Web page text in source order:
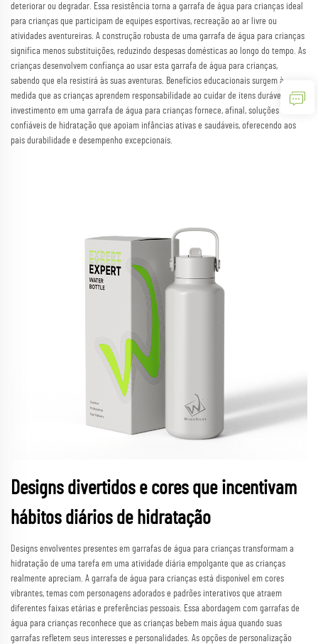
deteriorar ou degradar. Essa resistência torna a garrafa de água para crianças ideal
para crianças que participam de equipes esportivas, recreação ao ar livre ou
atividades aventureiras. A construção robusta de uma garrafa de água para crianças
significa menos substituições, reduzindo despesas domésticas ao longo do tempo. As
crianças desenvolvem confiança ao usar esta garrafa de água para crianças,
sabendo que ela resistirá às suas aventuras. Benefícios educacionais surgem à
medida que as crianças aprendem responsabilidade ao cuidar de itens duráveis. O
investimento em uma garrafa de água para crianças fornece, afinal, soluções
confiáveis de hidratação que apoiam infâncias ativas e saudáveis, oferecendo aos
pais durabilidade e desempenho excepcionais.
Designs divertidos e cores que incentivam
hábitos diários de hidratação
Designs envolventes presentes em garrafas de água para crianças transformam a
hidratação de uma tarefa em uma atividade diária empolgante que as crianças
realmente apreciam. A garrafa de água para crianças está disponível em cores
vibrantes, temas com personagens adorados e padrões interativos que atraem
diferentes faixas etárias e preferências pessoais. Essa abordagem com garrafas de
água para crianças reconhece que as crianças bebem mais água quando suas
garrafas refletem seus interesses e personalidades. As opções de personalização